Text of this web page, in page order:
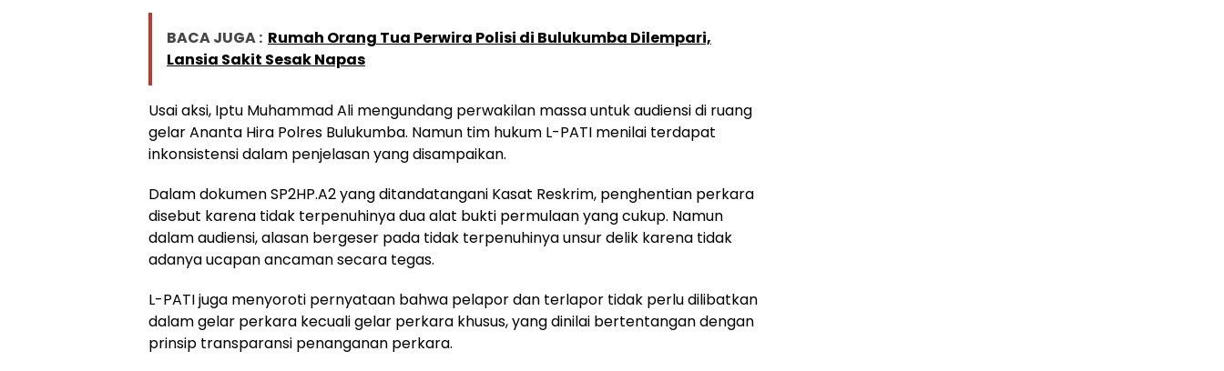
BACA JUGA : Rumah Orang Tua Perwira Polisi di Bulukumba Dilempari,
Lansia Sakit Sesak Napas
Usai aksi, Iptu Muhammad Ali mengundang perwakilan massa untuk audiensi di ruang
gelar Ananta Hira Polres Bulukumba. Namun tim hukum L-PATI menilai terdapat
inkonsistensi dalam penjelasan yang disampaikan.
Dalam dokumen SP2HP.A2 yang ditandatangani Kasat Reskrim, penghentian perkara
disebut karena tidak terpenuhinya dua alat bukti permulaan yang cukup. Namun
dalam audiensi, alasan bergeser pada tidak terpenuhinya unsur delik karena tidak
adanya ucapan ancaman secara tegas.
L-PATI juga menyoroti pernyataan bahwa pelapor dan terlapor tidak perlu dilibatkan
dalam gelar perkara kecuali gelar perkara khusus, yang dinilai bertentangan dengan
prinsip transparansi penanganan perkara.